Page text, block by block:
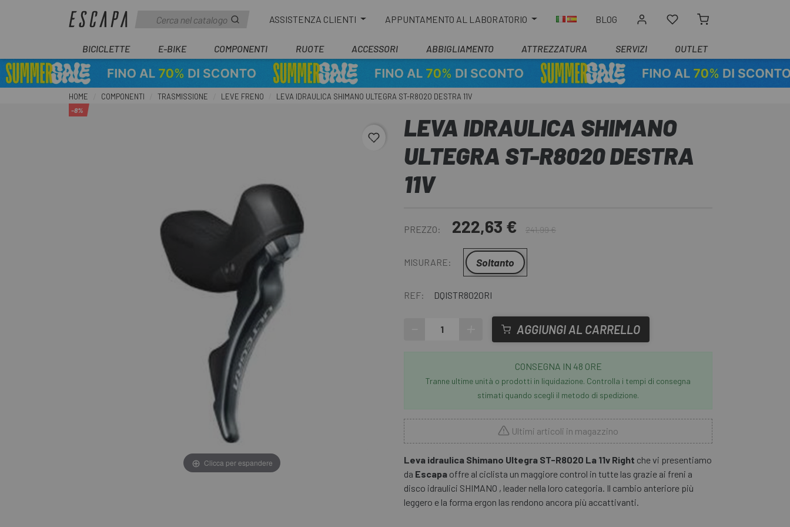
ASSISTENZA CLIENTI APPUNTAMENTO AL LABORATORIO BLOG
BICICLETTE E-BIKE COMPONENTI RUOTE ACCESSORI ABBIGLIAMENTO ATTREZZATURA SERVIZI OUTLET
HOME COMPONENTI TRASMISSIONE LEVE FRENO LEVA IDRAULICA SHIMANO ULTEGRA ST-R8020 DESTRA 11V
favorite_border
-8%
Clicca per espandere
LEVA IDRAULICA SHIMANO
ULTEGRA ST-R8020 DESTRA
11V
PREZZO: 222,63 € 241,99 €
MISURARE: Soltanto
REF: DQISTR8020RI
AGGIUNGI AL CARRELLO
CONSEGNA IN 48 ORE
Tranne ultime unità o prodotti in liquidazione. Controlla i tempi di consegna
stimati quando scegli il metodo di spedizione.
Ultimi articoli in magazzino
Leva idraulica Shimano Ultegra ST-R8020 La 11v Right che vi presentiamo
da Escapa offre al ciclista un maggiore control in tutte las grazie ai freni a
disco idraulici SHIMANO , leader nella loro categoria. Il cambio anteriore più
leggero e la forma ergon las rendono ancora più accattivanti.